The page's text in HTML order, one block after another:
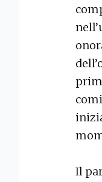
Il